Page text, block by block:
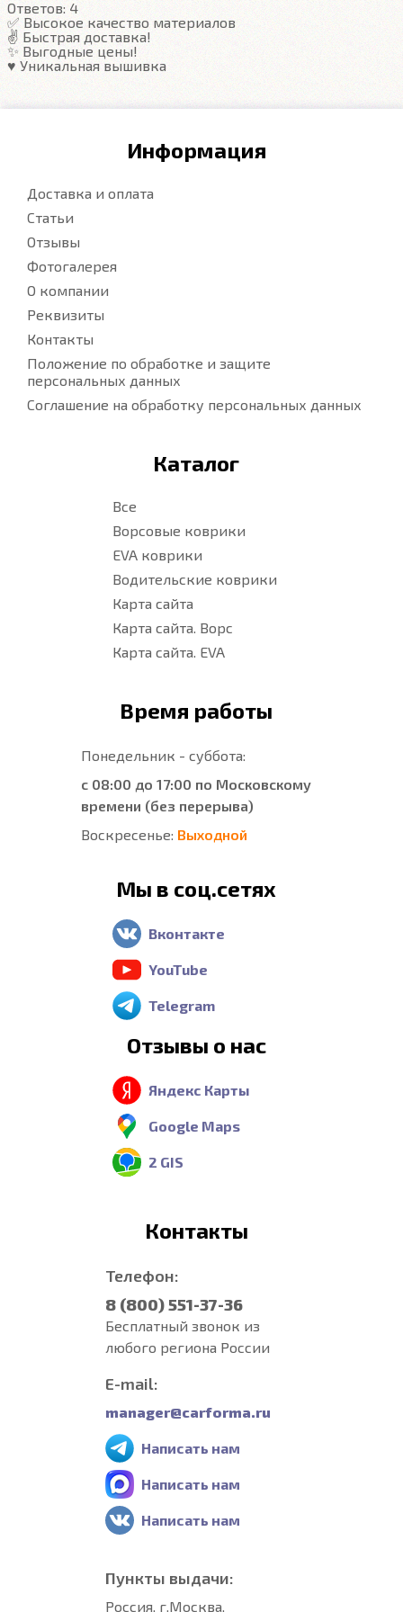
Подробнее
Ответов: 4
✅ Высокое качество материалов
✌️ Быстрая доставка!
✨ Выгодные цены!
♥️ Уникальная вышивка
Информация
Доставка и оплата
Статьи
Отзывы
Фотогалерея
О компании
Реквизиты
Контакты
Положение по обработке и защите
персональных данных
Соглашение на обработку персональных данных
Каталог
Все
Ворсовые коврики
EVA коврики
Водительские коврики
Карта сайта
Карта сайта. Ворс
Карта сайта. EVA
Время работы
Понедельник - суббота:
с 08:00 до 17:00 по Московскому
времени (без перерыва)
Воскресенье: Выходной
Мы в соц.сетях
Вконтакте
YouTube
Telegram
Отзывы о нас
Яндекс Карты
Google Maps
2 GIS
Контакты
Телефон:
8 (800) 551-37-36
Бесплатный звонок из
любого региона России
E-mail:
manager@carforma.ru
Написать нам
Написать нам
Написать нам
Пункты выдачи:
Россия, г.Москва,